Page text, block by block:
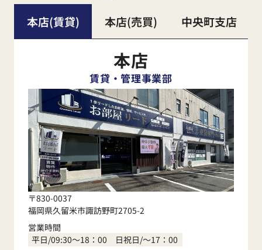
本店(賃貸) 本店(売買) 中央町支店
本店
賃貸・管理事業部
〒830-0037
福岡県久留米市諏訪野町2705-2
営業時間
平日/09:30～18：00 日祝日/～17：00